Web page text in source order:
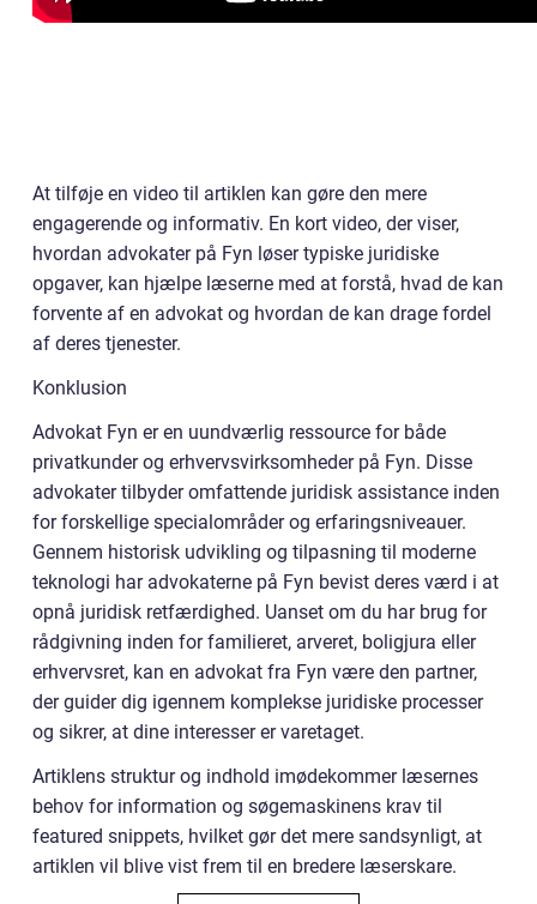
At tilføje en video til artiklen kan gøre den mere
engagerende og informativ. En kort video, der viser,
hvordan advokater på Fyn løser typiske juridiske
opgaver, kan hjælpe læserne med at forstå, hvad de kan
forvente af en advokat og hvordan de kan drage fordel
af deres tjenester.
Konklusion
Advokat Fyn er en uundværlig ressource for både
privatkunder og erhvervsvirksomheder på Fyn. Disse
advokater tilbyder omfattende juridisk assistance inden
for forskellige specialområder og erfaringsniveauer.
Gennem historisk udvikling og tilpasning til moderne
teknologi har advokaterne på Fyn bevist deres værd i at
opnå juridisk retfærdighed. Uanset om du har brug for
rådgivning inden for familieret, arveret, boligjura eller
erhvervsret, kan en advokat fra Fyn være den partner,
der guider dig igennem komplekse juridiske processer
og sikrer, at dine interesser er varetaget.
Artiklens struktur og indhold imødekommer læsernes
behov for information og søgemaskinens krav til
featured snippets, hvilket gør det mere sandsynligt, at
artiklen vil blive vist frem til en bredere læserskare.